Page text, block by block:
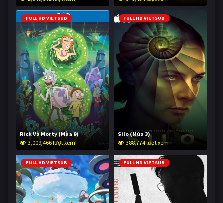
FULL HD VIETSUB
Rick Và Morty (Mùa 9)
3,009,466 lượt xem
FULL HD VIETSUB
Silo (Mùa 3)
388,774 lượt xem
FULL HD VIETSUB FULL HD VIETSUB